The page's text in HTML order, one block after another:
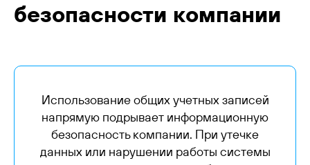
безопасности компании
Использование общих учетных записей
напрямую подрывает информационную
безопасность компании. При утечке
данных или нарушении работы системы